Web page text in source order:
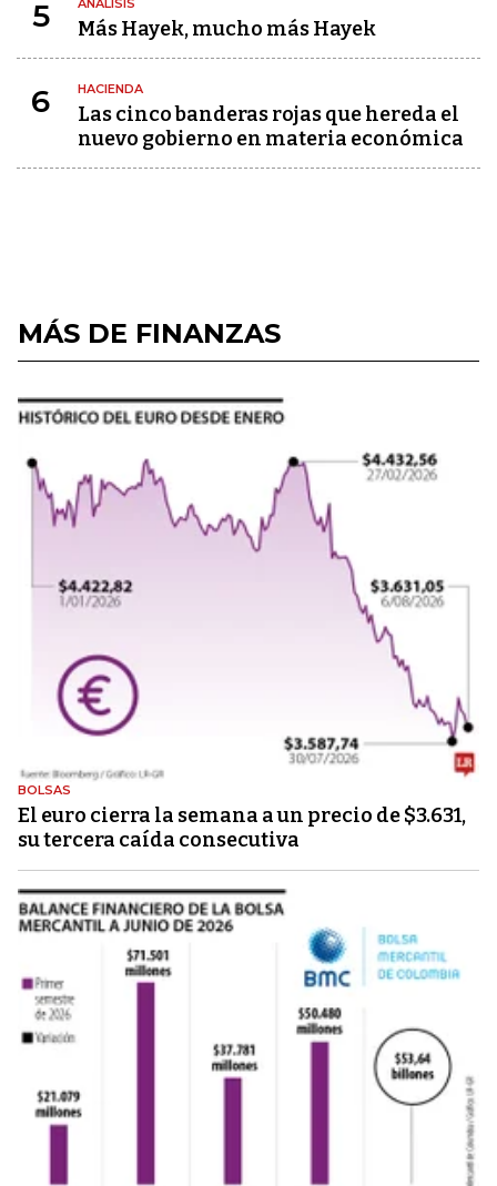
5 ANÁLISIS
Más Hayek, mucho más Hayek
6 HACIENDA
Las cinco banderas rojas que hereda el
nuevo gobierno en materia económica
MÁS DE FINANZAS
BOLSAS
El euro cierra la semana a un precio de $3.631,
su tercera caída consecutiva